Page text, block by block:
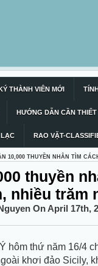
THÀNH VIÊN MỚI
HƯỚNG DẪN CẦN THIẾT
RAO VẶT-
10,000 THUYỀN NHÂN TÌM
thuyền
nhiều trăm
On April 17th,
hôm thứ năm 16/4
khơi đảo Sicily,